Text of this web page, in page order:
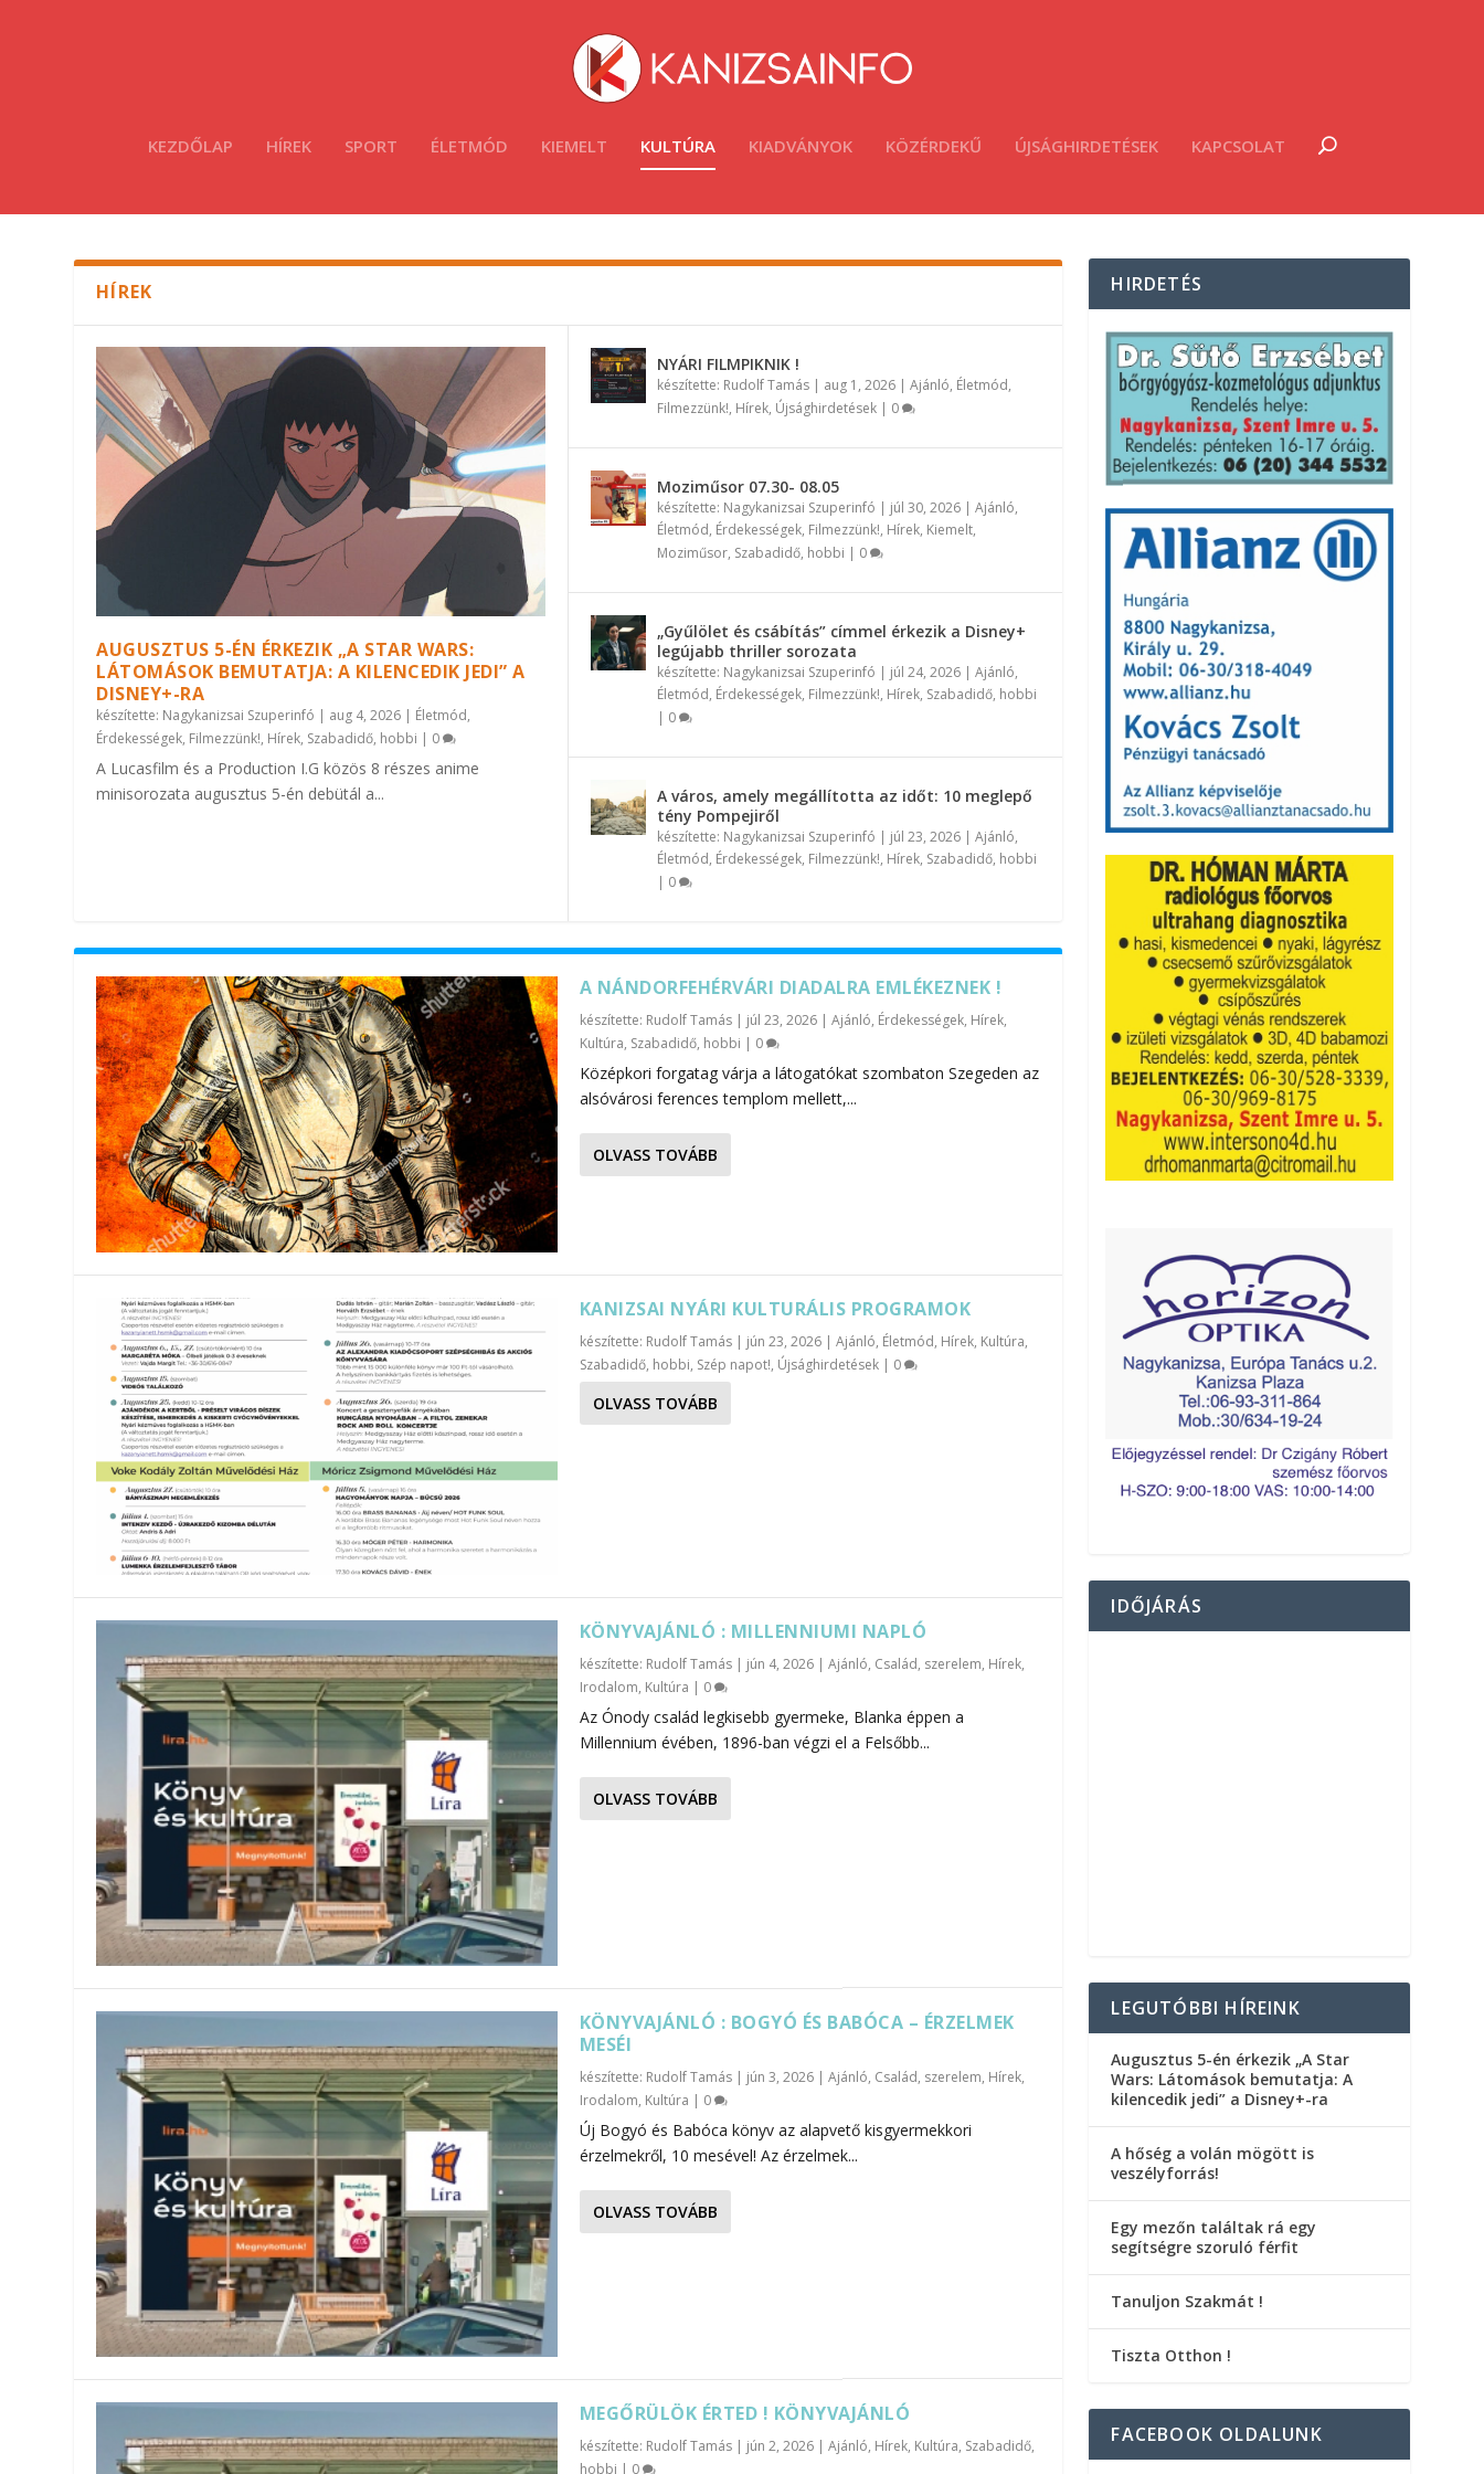
KEZDŐLAP HÍREK SPORT ÉLETMÓD KIEMELT KULTÚRA KIADVÁNYOK KÖZÉRDEKŰ ÚJSÁGHIRDETÉSEK KAPCSOLAT
HÍREK
AUGUSZTUS 5-ÉN ÉRKEZIK „A STAR WARS:
LÁTOMÁSOK BEMUTATJA: A KILENCEDIK JEDI” A
DISNEY+-RA
készítette: Nagykanizsai Szuperinfó | aug 4, 2026 | Életmód,
Érdekességek, Filmezzünk!, Hírek, Szabadidő, hobbi | 0
A Lucasfilm és a Production I.G közös 8 részes anime
minisorozata augusztus 5-én debütál a...
NYÁRI FILMPIKNIK !
készítette: Rudolf Tamás| aug 1, 2026| Ajánló, Életmód,
Filmezzünk!, Hírek, Újsághirdetések| 0
Moziműsor 07.30- 08.05
készítette: Nagykanizsai Szuperinfó | júl 30, 2026| Ajánló,
Életmód, Érdekességek, Filmezzünk!, Hírek, Kiemelt,
Moziműsor, Szabadidő, hobbi | 0
„Gyűlölet és csábítás” címmel érkezik a Disney+
legújabb thriller sorozata
készítette: Nagykanizsai Szuperinfó | júl 24, 2026| Ajánló,
Életmód, Érdekességek, Filmezzünk!, Hírek, Szabadidő, hobbi
| 0
A város, amely megállította az időt: 10 meglepő
tény Pompejiről
készítette: Nagykanizsai Szuperinfó | júl 23, 2026| Ajánló,
Életmód, Érdekességek, Filmezzünk!, Hírek, Szabadidő, hobbi
| 0
A NÁNDORFEHÉRVÁRI DIADALRA EMLÉKEZNEK !
készítette: Rudolf Tamás| júl 23, 2026| Ajánló, Érdekességek, Hírek,
Kultúra, Szabadidő, hobbi | 0
Középkori forgatag várja a látogatókat szombaton Szegeden az
alsóvárosi ferences templom mellett,...
OLVASS TOVÁBB
KANIZSAI NYÁRI KULTURÁLIS PROGRAMOK
készítette: Rudolf Tamás| jún 23, 2026| Ajánló, Életmód, Hírek, Kultúra,
Szabadidő, hobbi, Szép napot!, Újsághirdetések| 0
OLVASS TOVÁBB
KÖNYVAJÁNLÓ : MILLENNIUMI NAPLÓ
készítette: Rudolf Tamás| jún 4, 2026| Ajánló, Család, szerelem, Hírek,
Irodalom, Kultúra | 0
Az Ónody család legkisebb gyermeke, Blanka éppen a
Millennium évében, 1896-ban végzi el a Felsőbb...
OLVASS TOVÁBB
KÖNYVAJÁNLÓ : BOGYÓ ÉS BABÓCA – ÉRZELMEK
MESÉI
készítette: Rudolf Tamás| jún 3, 2026| Ajánló, Család, szerelem, Hírek,
Irodalom, Kultúra | 0
Új Bogyó és Babóca könyv az alapvető kisgyermekkori
érzelmekről, 10 mesével! Az érzelmek...
OLVASS TOVÁBB
MEGŐRÜLÖK ÉRTED ! KÖNYVAJÁNLÓ
készítette: Rudolf Tamás| jún 2, 2026| Ajánló, Hírek, Kultúra, Szabadidő,
hobbi | 0
HIRDETÉS
IDŐJÁRÁS
LEGUTÓBBI HÍREINK
Augusztus 5-én érkezik „A Star
Wars: Látomások bemutatja: A
kilencedik jedi” a Disney+-ra
A hőség a volán mögött is
veszélyforrás!
Egy mezőn találtak rá egy
segítségre szoruló férfit
Tanuljon Szakmát !
Tiszta Otthon !
FACEBOOK OLDALUNK